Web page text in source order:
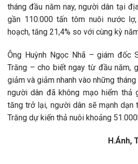
tháng đầu năm nay, người dân tại
gần 110.000 tấn tôm nuôi nước
hoạch, tăng 21,4% so với cùng kỳ
Ông Huỳnh Ngọc Nhã – giám đốc
Trăng – cho biết ngay từ đầu năm,
giảm và giảm nhanh vào những
người dân đã không mạo hiểm thả
tăng trở lại, người dân sẽ mạnh dạn
Trăng dự kiến thả nuôi khoảng
H.Ánh,